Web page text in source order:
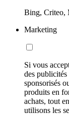
Bing, Criteo,
Marketing
Si vous
des publicités
sponsorisés
produits en
achats, tout
utilisons les